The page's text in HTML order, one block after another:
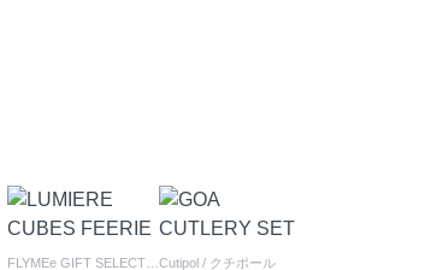
/ フライミーギフトセレクション
Cutipol / クチポール